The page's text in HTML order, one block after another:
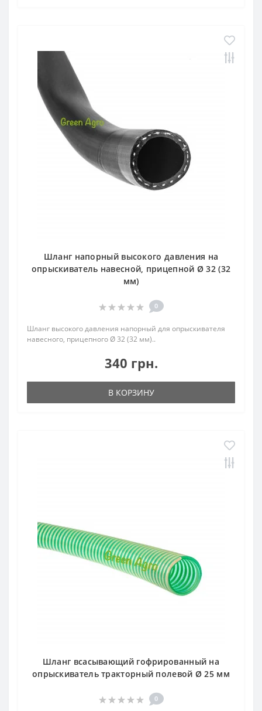
Шланг напорный высокого давления на
опрыскиватель навесной, прицепной Ø 32 (32
мм)
0
Шланг высокого давления напорный для опрыскивателя
навесного, прицепного Ø 32 (32 мм)..
340 грн.
В КОРЗИНУ
Шланг всасывающий гофрированный на
опрыскиватель тракторный полевой Ø 25 мм
0